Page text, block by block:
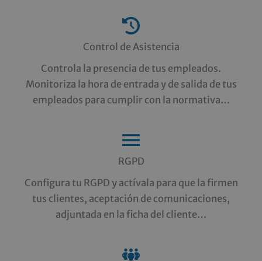
Control de Asistencia
Controla la presencia de tus empleados.
Monitoriza la hora de entrada y de salida de tus
empleados para cumplir con la normativa…
RGPD
Configura tu RGPD y actívala para que la firmen
tus clientes, aceptación de comunicaciones,
adjuntada en la ficha del cliente…